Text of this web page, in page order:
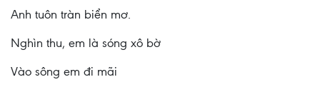
Anh tuôn tràn biển mơ.
Nghìn thu, em là sóng xô bờ
Vào sông em đi mãi